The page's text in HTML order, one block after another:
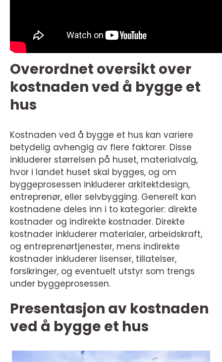
Overordnet oversikt over
kostnaden ved å bygge et
hus
Kostnaden ved å bygge et hus kan variere
betydelig avhengig av flere faktorer. Disse
inkluderer størrelsen på huset, materialvalg,
hvor i landet huset skal bygges, og om
byggeprosessen inkluderer arkitektdesign,
entreprenør, eller selvbygging. Generelt kan
kostnadene deles inn i to kategorier: direkte
kostnader og indirekte kostnader. Direkte
kostnader inkluderer materialer, arbeidskraft,
og entreprenørtjenester, mens indirekte
kostnader inkluderer lisenser, tillatelser,
forsikringer, og eventuelt utstyr som trengs
under byggeprosessen.
Presentasjon av kostnaden
ved å bygge et hus